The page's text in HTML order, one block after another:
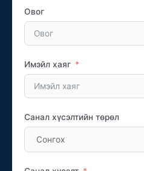
Овог
Имэйл хаяг
Санал хүсэлтийн төрөл